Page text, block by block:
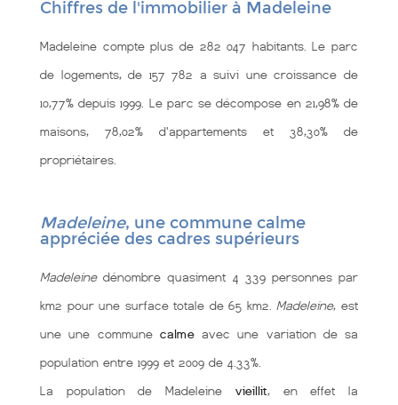
Chiffres de l'immobilier à Madeleine
Madeleine compte plus de 282 047 habitants. Le parc
de logements, de 157 782 a suivi une croissance de
10,77% depuis 1999. Le parc se décompose en 21,98% de
maisons, 78,02% d'appartements et 38,30% de
propriétaires.
Madeleine, une commune calme
appréciée des cadres supérieurs
Madeleinedénombre quasiment 4 339 personnes par
km2 pour une surface totale de 65 km2. Madeleine, est
une une commune calmeavec une variation de sa
population entre 1999 et 2009 de 4.33%.
La population de Madeleinevieillit, en effet la